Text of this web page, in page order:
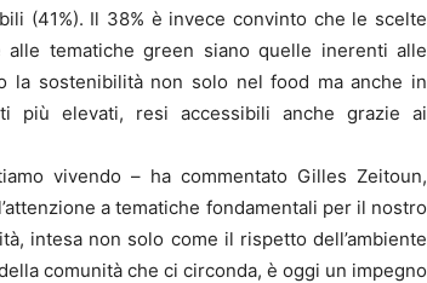
(41%). Il 38% è invece convinto che le scelte
alle tematiche green siano quelle inerenti alle
la sostenibilità non solo nel food ma anche in
elevati, resi accessibili anche grazie ai
vivendo – ha commentato Gilles Zeitoun,
a tematiche fondamentali per il nostro
intesa non solo come il rispetto dell’ambiente
comunità che ci circonda, è oggi un impegno